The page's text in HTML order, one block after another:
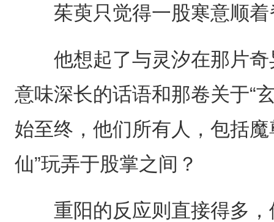
茱萸只觉得一股寒意顺着
他想起了与灵汐在那片奇
意味深长的话语和那卷关于
始至终，他们所有人，包括
仙”玩弄于股掌之间？
重阳的反应则直接得多，